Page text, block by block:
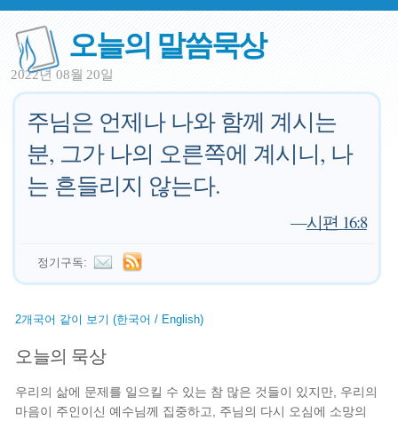
오늘의 말씀묵상
2022년 08월 20일
주님은 언제나 나와 함께 계시는
분, 그가 나의 오른쪽에 계시니, 나
는 흔들리지 않는다.
—시편 16:8
정기구독:
2개국어 같이 보기 (한국어 / English)
오늘의 묵상
우리의 삶에 문제를 일으킬 수 있는 참 많은 것들이 있지만, 우리의
마음이 주인이신 예수님께 집중하고, 주님의 다시 오심에 소망의